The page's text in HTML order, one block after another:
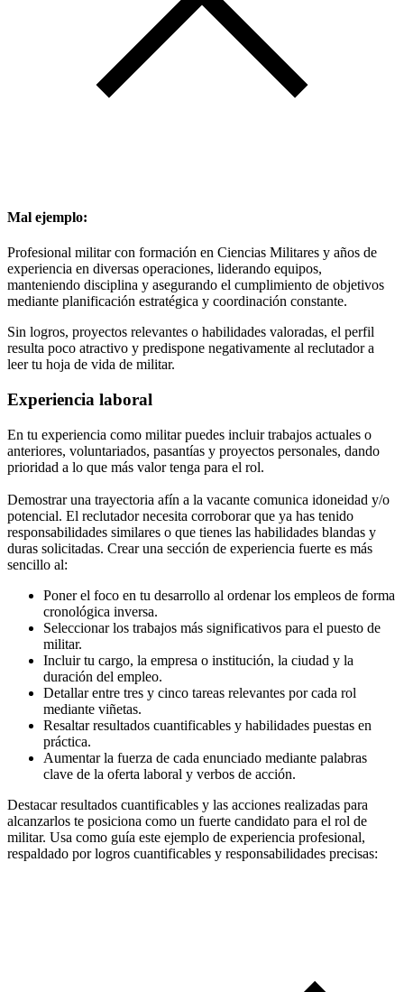
Mal ejemplo:
Profesional militar con formación en Ciencias Militares y años de
experiencia en diversas operaciones, liderando equipos,
manteniendo disciplina y asegurando el cumplimiento de objetivos
mediante planificación estratégica y coordinación constante.
Sin logros, proyectos relevantes o habilidades valoradas, el perfil
resulta poco atractivo y predispone negativamente al reclutador a
leer tu hoja de vida de militar.
Experiencia laboral
En tu experiencia como militar puedes incluir trabajos actuales o
anteriores, voluntariados, pasantías y proyectos personales, dando
prioridad a lo que más valor tenga para el rol.
Demostrar una trayectoria afín a la vacante comunica idoneidad y/o
potencial. El reclutador necesita corroborar que ya has tenido
responsabilidades similares o que tienes las habilidades blandas y
duras solicitadas. Crear una sección de experiencia fuerte es más
sencillo al:
Poner el foco en tu desarrollo al ordenar los empleos de forma
cronológica inversa.
Seleccionar los trabajos más significativos para el puesto de
militar.
Incluir tu cargo, la empresa o institución, la ciudad y la
duración del empleo.
Detallar entre tres y cinco tareas relevantes por cada rol
mediante viñetas.
Resaltar resultados cuantificables y habilidades puestas en
práctica.
Aumentar la fuerza de cada enunciado mediante palabras
clave de la oferta laboral y verbos de acción.
Destacar resultados cuantificables y las acciones realizadas para
alcanzarlos te posiciona como un fuerte candidato para el rol de
militar. Usa como guía este ejemplo de experiencia profesional,
respaldado por logros cuantificables y responsabilidades precisas: